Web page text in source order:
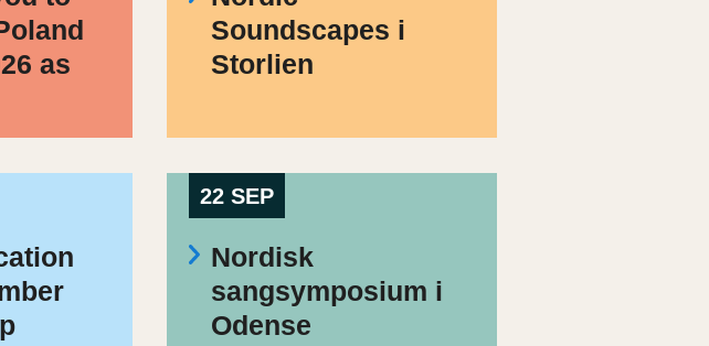
as
Soundscapes i
Storlien
22 SEP
Nordisk
sangsymposium i
Odense